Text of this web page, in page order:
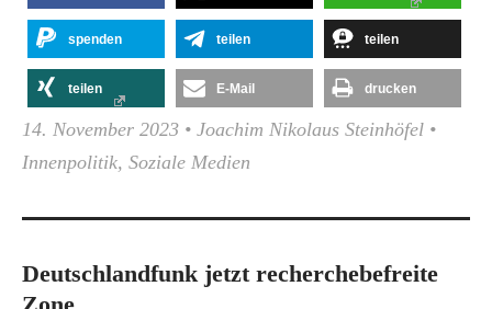
spenden teilen teilen
teilen E-Mail drucken
14. November 2023 • Joachim Nikolaus Steinhöfel •
Innenpolitik, Soziale Medien
Deutschlandfunk jetzt recherchebefreite